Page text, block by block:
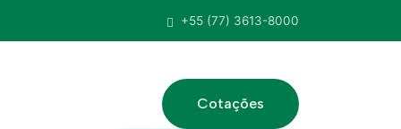
+55 (77) 3613-8000
Cotações